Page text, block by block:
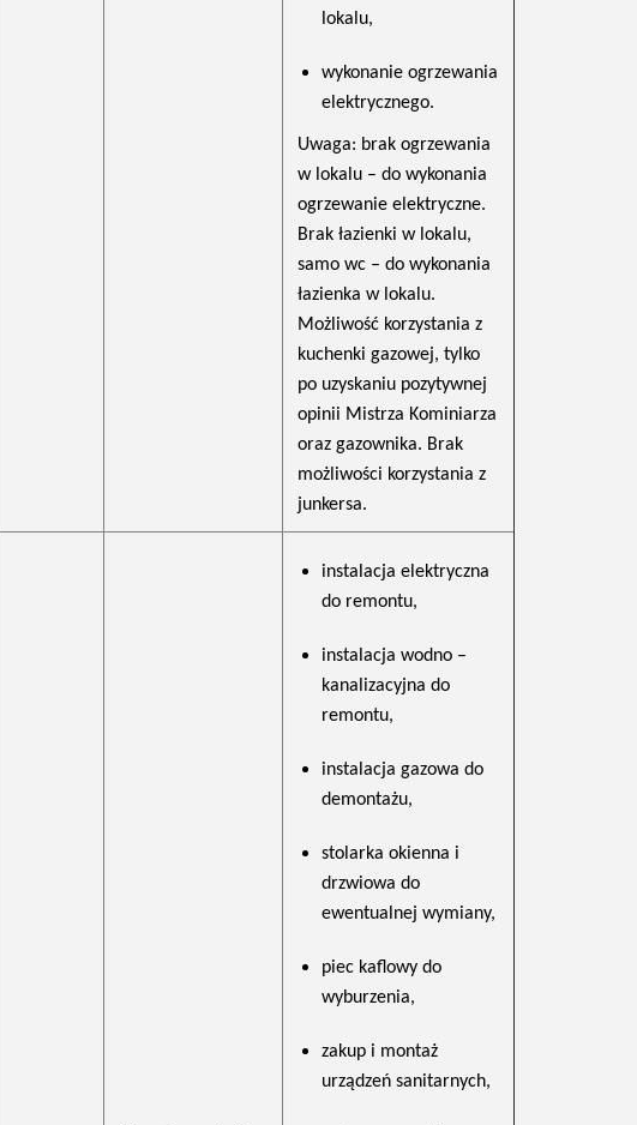
lokalu,
wykonanie ogrzewania
elektrycznego.
Uwaga: brak ogrzewania
w lokalu – do wykonania
ogrzewanie elektryczne.
Brak łazienki w lokalu,
samo wc – do wykonania
łazienka w lokalu.
Możliwość korzystania z
kuchenki gazowej, tylko
po uzyskaniu pozytywnej
opinii Mistrza Kominiarza
oraz gazownika. Brak
możliwości korzystania z
junkersa.
instalacja elektryczna
do remontu,
instalacja wodno –
kanalizacyjna do
remontu,
instalacja gazowa do
demontażu,
stolarka okienna i
drzwiowa do
ewentualnej wymiany,
piec kaflowy do
wyburzenia,
zakup i montaż
urządzeń sanitarnych,